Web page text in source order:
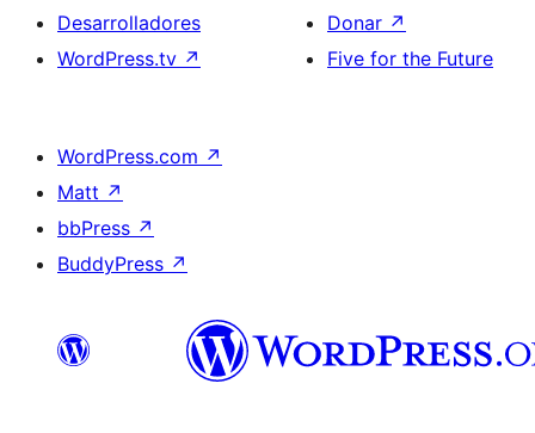
Desarrolladores
WordPress.tv ↗
Donar ↗
Five for the Future
WordPress.com ↗
Matt ↗
bbPress ↗
BuddyPress ↗